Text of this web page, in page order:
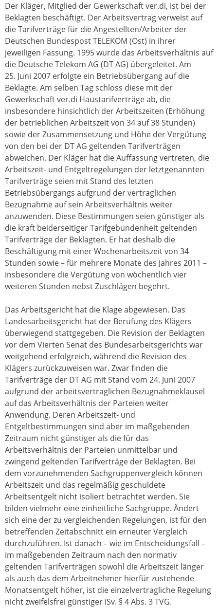
Der Kläger, Mitglied der Gewerkschaft ver.di, ist bei der
Beklagten beschäftigt. Der Arbeitsvertrag verweist auf
die Tarifverträge für die Angestellten/Arbeiter der
Deutschen Bundespost TELEKOM (Ost) in ihrer
jeweiligen Fassung. 1995 wurde das Arbeitsverhältnis auf
die Deutsche Telekom AG (DT AG) übergeleitet. Am
25. Juni 2007 erfolgte ein Betriebsübergang auf die
Beklagte. Am selben Tag schloss diese mit der
Gewerkschaft ver.di Haustarifverträge ab, die
insbesondere hinsichtlich der Arbeitszeiten (Erhöhung
der betrieblichen Arbeitszeit von 34 auf 38 Stunden)
sowie der Zusammensetzung und Höhe der Vergütung
von den bei der DT AG geltenden Tarifverträgen
abweichen. Der Kläger hat die Auffassung vertreten, die
Arbeitszeit- und Entgeltregelungen der letztgenannten
Tarifverträge seien mit Stand des letzten
Betriebsübergangs aufgrund der vertraglichen
Bezugnahme auf sein Arbeitsverhältnis weiter
anzuwenden. Diese Bestimmungen seien günstiger als
die kraft beiderseitiger Tarifgebundenheit geltenden
Tarifverträge der Beklagten. Er hat deshalb die
Beschäftigung mit einer Wochenarbeitszeit von 34
Stunden sowie – für mehrere Monate des Jahres 2011 –
insbesondere die Vergütung von wöchentlich vier
weiteren Stunden nebst Zuschlägen begehrt.
Das Arbeitsgericht hat die Klage abgewiesen. Das
Landesarbeitsgericht hat der Berufung des Klägers
überwiegend stattgegeben. Die Revision der Beklagten
vor dem Vierten Senat des Bundesarbeitsgerichts war
weitgehend erfolgreich, während die Revision des
Klägers zurückzuweisen war. Zwar finden die
Tarifverträge der DT AG mit Stand vom 24. Juni 2007
aufgrund der arbeitsvertraglichen Bezugnahmeklausel
auf das Arbeitsverhältnis der Parteien weiter
Anwendung. Deren Arbeitszeit- und
Entgeltbestimmungen sind aber im maßgebenden
Zeitraum nicht günstiger als die für das
Arbeitsverhältnis der Parteien unmittelbar und
zwingend geltenden Tarifverträge der Beklagten. Bei
dem vorzunehmenden Sachgruppenvergleich können
Arbeitszeit und das regelmäßig geschuldete
Arbeitsentgelt nicht isoliert betrachtet werden. Sie
bilden vielmehr eine einheitliche Sachgruppe. Ändert
sich eine der zu vergleichenden Regelungen, ist für den
betreffenden Zeitabschnitt ein erneuter Vergleich
durchzuführen. Ist danach – wie im Entscheidungsfall –
im maßgebenden Zeitraum nach den normativ
geltenden Tarifverträgen sowohl die Arbeitszeit länger
als auch das dem Arbeitnehmer hierfür zustehende
Monatsentgelt höher, ist die einzelvertragliche Regelung
nicht zweifelsfrei günstiger iSv. § 4 Abs. 3 TVG.